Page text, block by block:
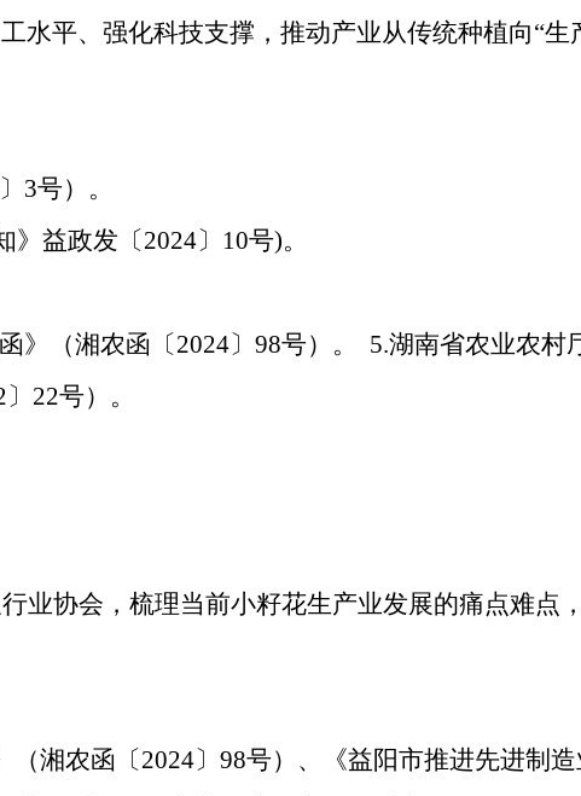
水平、强化科技支撑，推动产业从传统种植向“生
3号）。
益政发〔2024〕10号)。
》（湘农函〔2024〕98号）。​ 5.湖南省农业农村
22号）。
业协会，梳理当前小籽花生产业发展的痛点难点
湘农函〔2024〕98号）、《益阳市推进先进制